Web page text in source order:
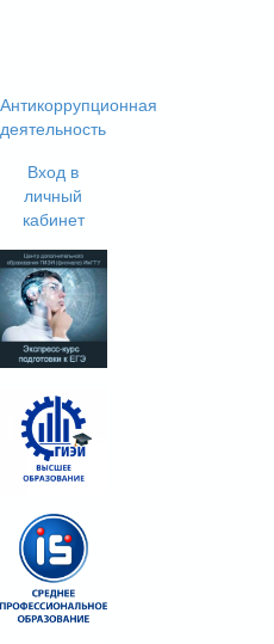
Антикоррупционная
деятельность
Вход в
личный
кабинет